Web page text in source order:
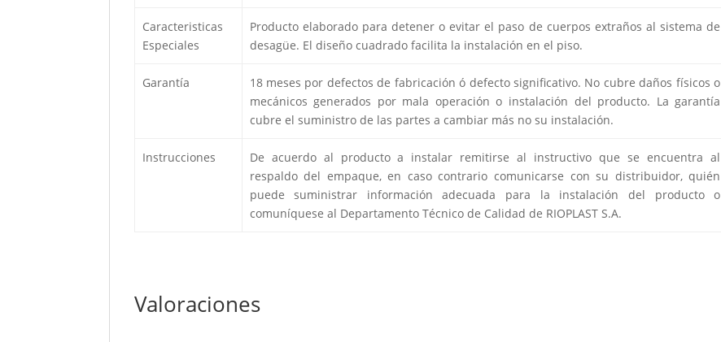
Caracteristicas
Especiales
Producto elaborado para detener o evitar el paso de cuerpos extraños al sistema de
desagüe. El diseño cuadrado facilita la instalación en el piso.
Garantía
18 meses por defectos de fabricación ó defecto significativo. No cubre daños físicos o
mecánicos generados por mala operación o instalación del producto. La garantía
cubre el suministro de las partes a cambiar más no su instalación.
Instrucciones
De acuerdo al producto a instalar remitirse al instructivo que se encuentra al
respaldo del empaque, en caso contrario comunicarse con su distribuidor, quién
puede suministrar información adecuada para la instalación del producto o
comuníquese al Departamento Técnico de Calidad de RIOPLAST S.A.
Valoraciones